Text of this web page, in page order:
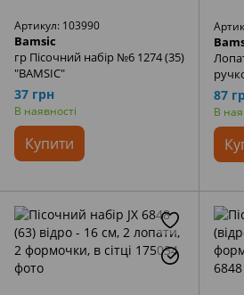
Артикул: 103990
Bamsic
гр Пісочний набір №6 1274 (35)
"BAMSIC"
37 грн
В наявності
Купити
87
В